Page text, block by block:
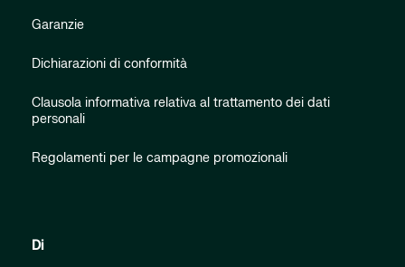
Garanzie
Dichiarazioni di conformità
Clausola informativa relativa al trattamento dei dati
personali
Regolamenti per le campagne promozionali
Di